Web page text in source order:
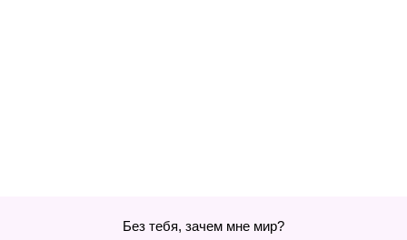
Без тебя, зачем мне мир?